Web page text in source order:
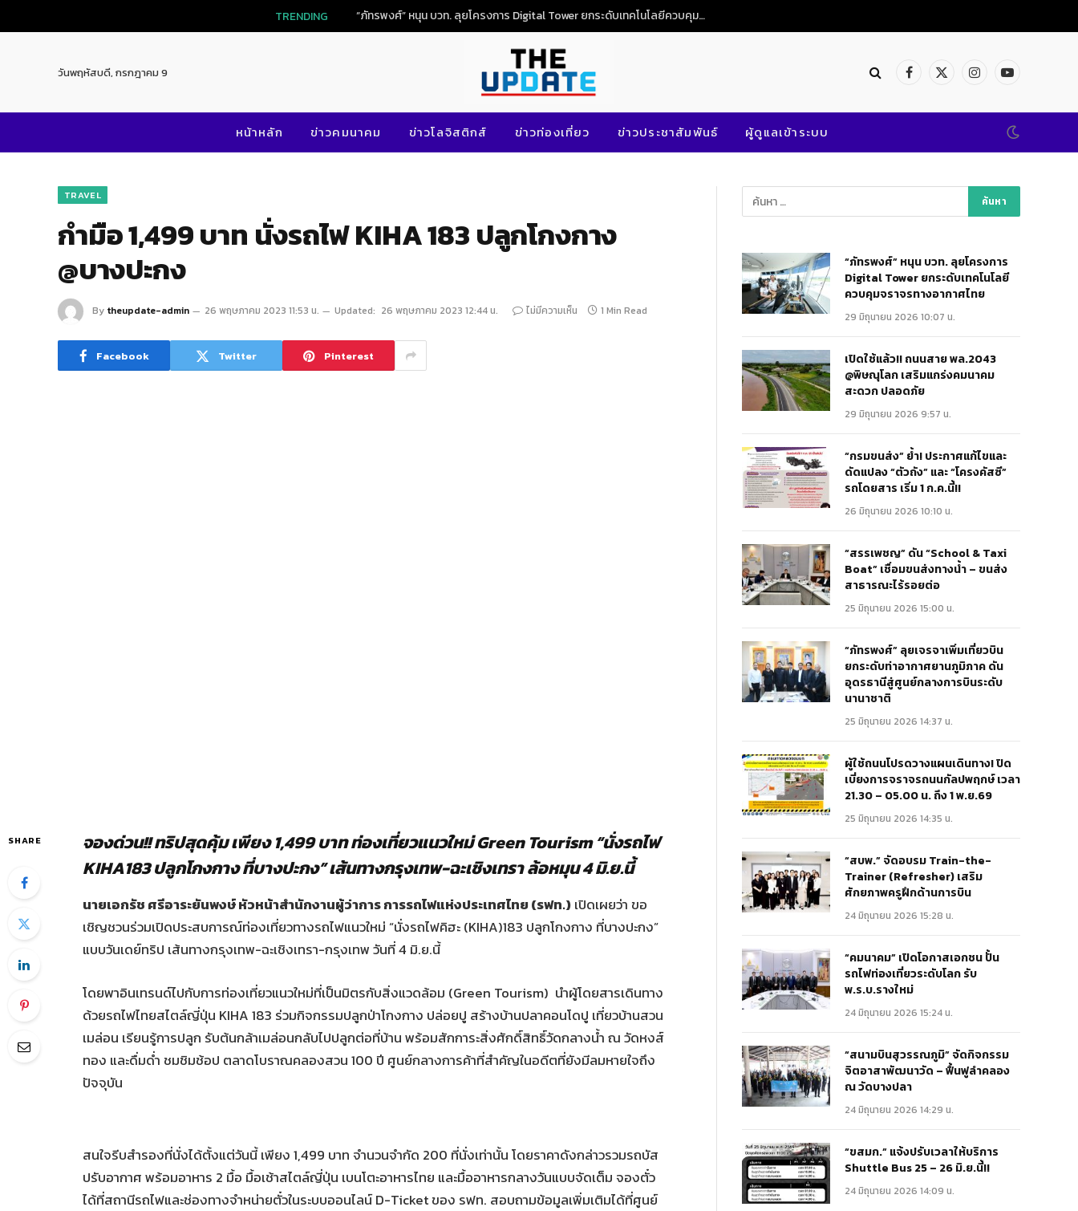
TRENDING “ภัทรพงศ์” หนุน บวท. ลุยโครงการ Digital Tower ยกระดับเทคโนโลยีควบคุมจราจรทางอากาศไทย
วันพฤหัสบดี, กรกฎาคม 9 Facebook
X
InstagramYouTube
หน้าหลัก ข่าวคมนาคม ข่าวโลจิสติกส์ ข่าวท่องเที่ยว ข่าวประชาสัมพันธ์ ผู้ดูแลเข้าระบบ
TRAVEL
กำมือ 1,499 บาท นั่งรถไฟ KIHA 183 ปลูกโกงกาง
@บางปะกง
By theupdate-admin 26 พฤษภาคม 2023 11:53 น. Updated: 26 พฤษภาคม 2023 12:44 น. ไม่มีความเห็น 1 Min Read
Facebook Twitter Pinterest
SHARE จองด่วน!! ทริปสุดคุ้ม เพียง 1,499 บาท ท่องเที่ยวแนวใหม่ Green Tourism “นั่งรถไฟ
KIHA183 ปลูกโกงกาง ที่บางปะกง” เส้นทางกรุงเทพ-ฉะเชิงเทรา ล้อหมุน 4 มิ.ย.นี้
นายเอกรัช ศรีอาระยันพงษ์ หัวหน้าสำนักงานผู้ว่าการ การรถไฟแห่งประเทศไทย(รฟท.) เปิดเผยว่า ขอ
เชิญชวนร่วมเปิดประสบการณ์ท่องเที่ยวทางรถไฟแนวใหม่ “นั่งรถไฟคิฮะ (KIHA)183 ปลูกโกงกาง ที่บางปะกง”
แบบวันเดย์ทริป เส้นทางกรุงเทพ-ฉะเชิงเทรา-กรุงเทพ วันที่ 4 มิ.ย.นี้
โดยพาอินเทรนด์ไปกับการท่องเที่ยวแนวใหม่ที่เป็นมิตรกับสิ่งแวดล้อม (Green Tourism) นำผู้โดยสารเดินทาง
ด้วยรถไฟไทยสไตล์ญี่ปุ่น KIHA 183 ร่วมกิจกรรมปลูกป่าโกงกาง ปล่อยปู สร้างบ้านปลาคอนโดปู เที่ยวบ้านสวน
เมล่อน เรียนรู้การปลูก รับต้นกล้าเมล่อนกลับไปปลูกต่อที่บ้าน พร้อมสักการะสิ่งศักดิ์สิทธิ์วัดกลางน้ำ ณ วัดหงส์
ทอง และดื่มด่ำ ชมชิมช้อป ตลาดโบราณคลองสวน 100 ปี ศูนย์กลางการค้าที่สำคัญในอดีตที่ยังมีลมหายใจถึง
ปัจจุบัน
สนใจรีบสำรองที่นั่งได้ตั้งแต่วันนี้ เพียง 1,499 บาท จำนวนจำกัด 200 ที่นั่งเท่านั้น โดยราคาดังกล่าวรวมรถบัส
ปรับอากาศ พร้อมอาหาร 2 มื้อ มื้อเช้าสไตล์ญี่ปุ่น เบนโตะอาหารไทย และมื้ออาหารกลางวันแบบจัดเต็ม จองตั๋ว
ได้ที่สถานีรถไฟและช่องทางจำหน่ายตั๋วในระบบออนไลน์ D-Ticket ของ รฟท. สอบถามข้อมูลเพิ่มเติมได้ที่ศูนย์
“ภัทรพงศ์” หนุน บวท. ลุยโครงการ
Digital Tower ยกระดับเทคโนโลยี
ควบคุมจราจรทางอากาศไทย
29 มิถุนายน 2026 10:07 น.
เปิดใช้แล้ว!! ถนนสาย พล.2043
@พิษณุโลก เสริมแกร่งคมนาคม
สะดวก ปลอดภัย
29 มิถุนายน 2026 9:57 น.
“กรมขนส่ง” ย้ำ! ประกาศแก้ไขและ
ดัดแปลง “ตัวถัง” และ “โครงคัสซี”
รถโดยสาร เริ่ม 1 ก.ค.นี้!!
26 มิถุนายน 2026 10:10 น.
“สรรเพชญ” ดัน “School & Taxi
Boat” เชื่อมขนส่งทางน้ำ – ขนส่ง
สาธารณะไร้รอยต่อ
25 มิถุนายน 2026 15:00 น.
“ภัทรพงศ์” ลุยเจรจาเพิ่มเที่ยวบิน
ยกระดับท่าอากาศยานภูมิภาค ดัน
อุดรธานีสู่ศูนย์กลางการบินระดับ
นานาชาติ
25 มิถุนายน 2026 14:37 น.
ผู้ใช้ถนนโปรดวางแผนเดินทาง! ปิด
เบี่ยงการจราจรถนนกัลปพฤกษ์ เวลา
21.30 – 05.00 น. ถึง 1 พ.ย.69
25 มิถุนายน 2026 14:35 น.
“สบพ.” จัดอบรม Train-the-
Trainer (Refresher) เสริม
ศักยภาพครูฝึกด้านการบิน
24 มิถุนายน 2026 15:28 น.
“คมนาคม” เปิดโอกาสเอกชน ปั้น
รถไฟท่องเที่ยวระดับโลก รับ
พ.ร.บ.รางใหม่
24 มิถุนายน 2026 15:24 น.
“สนามบินสุวรรณภูมิ” จัดกิจกรรม
จิตอาสาพัฒนาวัด – ฟื้นฟูลำคลอง
ณ วัดบางปลา
24 มิถุนายน 2026 14:29 น.
“ขสมก.” แจ้งปรับเวลาให้บริการ
Shuttle Bus 25 – 26 มิ.ย.นี้!!
24 มิถุนายน 2026 14:09 น.